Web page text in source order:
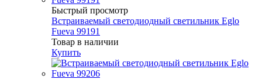
Быстрый просмотр
Встраиваемый светодиодный светильник Eglo
Fueva 99191
Товар в наличии
Купить